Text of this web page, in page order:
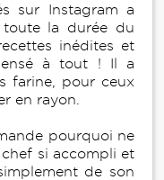
sur Instagram a
toute la durée du
inédites et
à tout ! Il a
farine, pour ceux
en rayon.
pourquoi ne
chef si accompli et
de son